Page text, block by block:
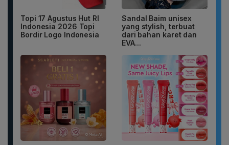
Topi 17 Agustus Hut RI
Indonesia 2026 Topi
Bordir Logo Indonesia
Sandal Baim unisex
yang stylish, terbuat
dari bahan karet dan
EVA...